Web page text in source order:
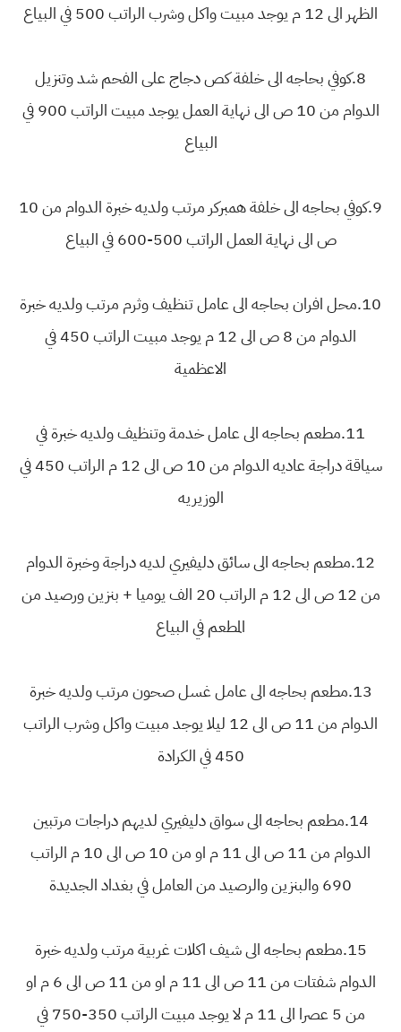
الظهر الى 12 م يوجد مبيت واكل وشرب الراتب 500 في البياع
8.كوفي بحاجه الى خلفة كص دجاج على الفحم شد وتنزيل
الدوام من 10 ص الى نهاية العمل يوجد مبيت الراتب 900 في
البياع
9.كوفي بحاجه الى خلفة همبركر مرتب ولديه خبرة الدوام من 10
ص الى نهاية العمل الراتب 500-600 في البياع
10.محل افران بحاجه الى عامل تنظيف وثرم مرتب ولديه خبرة
الدوام من 8 ص الى 12 م يوجد مبيت الراتب 450 في
الاعظمية
11.مطعم بحاجه الى عامل خدمة وتنظيف ولديه خبرة في
سياقة دراجة عاديه الدوام من 10 ص الى 12 م الراتب 450 في
الوزيريه
12.مطعم بحاجه الى سائق دليفيري لديه دراجة وخبرة الدوام
من 12 ص الى 12 م الراتب 20 الف يوميا + بنزين ورصيد من
المطعم في البياع
13.مطعم بحاجه الى عامل غسل صحون مرتب ولديه خبرة
الدوام من 11 ص الى 12 ليلا يوجد مبيت واكل وشرب الراتب
450 في الكرادة
14.مطعم بحاجه الى سواق دليفيري لديهم دراجات مرتبين
الدوام من 11 ص الى 11 م او من 10 ص الى 10 م الراتب
690 والبنزين والرصيد من العامل في بغداد الجديدة
15.مطعم بحاجه الى شيف اكلات غربية مرتب ولديه خبرة
الدوام شفتات من 11 ص الى 11 م او من 11 ص الى 6 م او
من 5 عصرا الى 11 م لا يوجد مبيت الراتب 350-750 في